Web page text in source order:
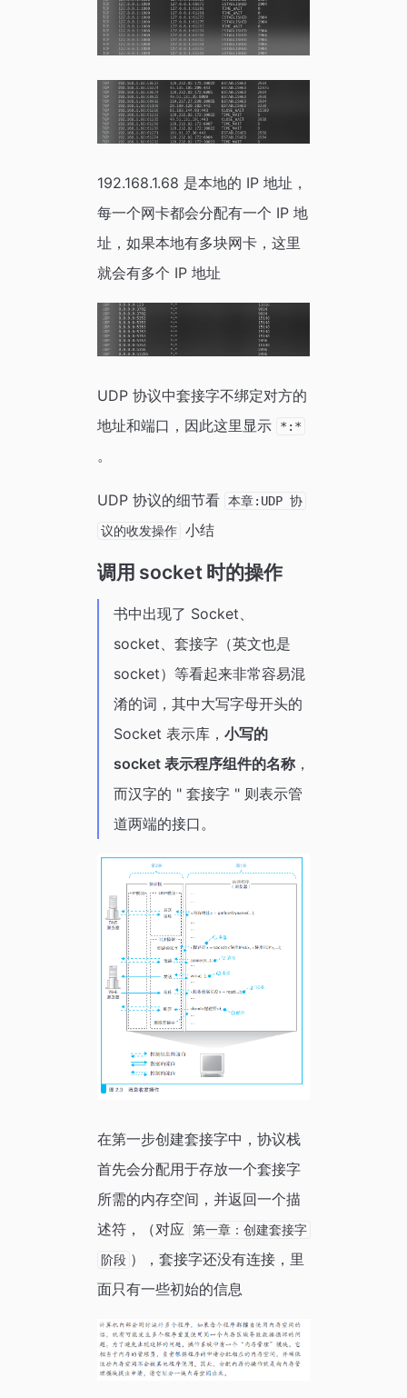
192.168.1.68 是本地的 IP 地址，
每一个网卡都会分配有一个 IP 地
址，如果本地有多块网卡，这里
就会有多个 IP 地址
UDP 协议中套接字不绑定对方的
地址和端口，因此这里显示
*:*
。
UDP 协议的细节看 本章:UDP 协
议的收发操作 小结
调用 socket 时的操作
书中出现了 Socket、
socket、套接字（英文也是
socket）等看起来非常容易混
淆的词，其中大写字母开头的
Socket 表示库， 小写的
socket 表示程序组件的名称，
而汉字的 " 套接字 " 则表示管
道两端的接口。
在第一步创建套接字中，协议栈
首先会分配用于存放一个套接字
所需的内存空间，并返回一个描
述符，（对应
第一章：创建套接字
阶段 ），套接字还没有连接，里
面只有一些初始的信息